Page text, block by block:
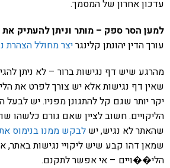
עדכון אחרון של המסמך.
למען הסר ספק – מותר וניתן להעתיק
עורך הדין יהונתן קלינגריצר מחולל הצהרת
מהרגע שיש דף נגישות ברור – לא ניתן
שאין דף נגישות אלא יש צורך לפרט את
הליקויים. חשוב לציין שאם גורם כלשהו
שהאתר לא נגיש, יש לבקש ממנו בנימוס
שמאן דהו קבע שיש ליקויי נגישות
הלי��ויים – אי אפשר לתקנם.